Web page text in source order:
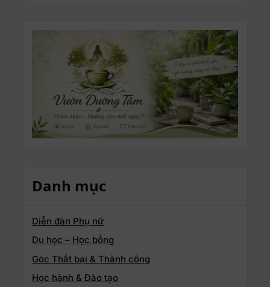
Danh mục
Diễn đàn Phụ nữ
Du học – Học bổng
Góc Thất bại & Thành công
Học hành & Đào tạo